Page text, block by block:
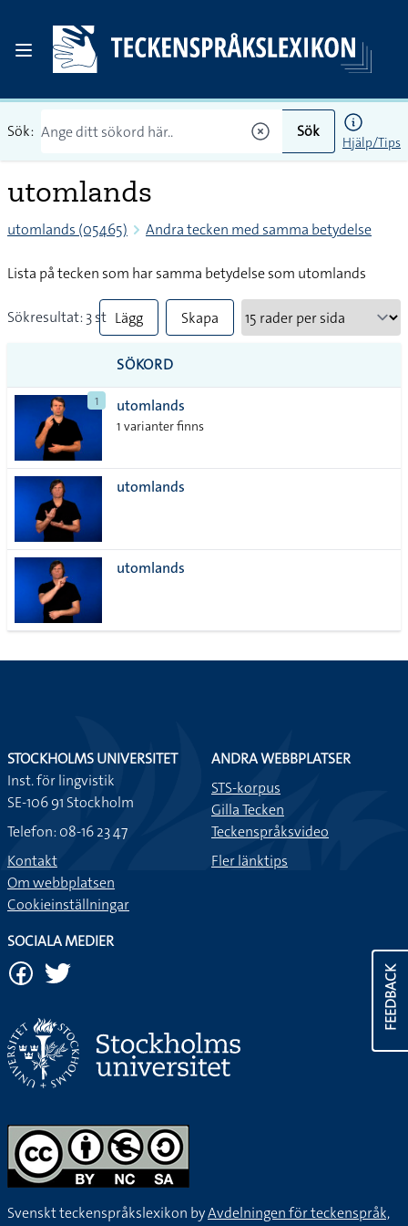
Sök: Sök
Hjälp/Tips
utomlands
utomlands (05465) Andra tecken med samma betydelse
Lista på tecken som har samma betydelse som utomlands
Sökresultat: 3 st Lägg
till
alla i
lista
Skapa
SÖKORD
1 utomlands
1 varianter finns
utomlands
utomlands
FEEDBACK
STOCKHOLMS UNIVERSITET
Inst. för lingvistik
SE-106 91 Stockholm
Telefon: 08-16 23 47
Kontakt
Om webbplatsen
Cookieinställningar
ANDRA WEBBPLATSER
STS-korpus
Gilla Tecken
Teckenspråksvideo
Fler länktips
SOCIALA MEDIER
Svenskt teckenspråkslexikon byAvdelningen för teckenspråk,